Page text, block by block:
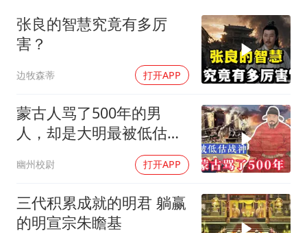
女儿为争财产堵门阻挠父亲出殡
今日立秋你咬秋了吗
“今天得有40℃了吧 为啥还不预警”
夯实基础开新局
张良的智慧究竟有多厉
害？
边牧森蒂 打开APP
蒙古人骂了500年的男
人，却是大明最被低估的
幽州校尉 打开APP
三代积累成就的明君 躺赢
的明宣宗朱瞻基